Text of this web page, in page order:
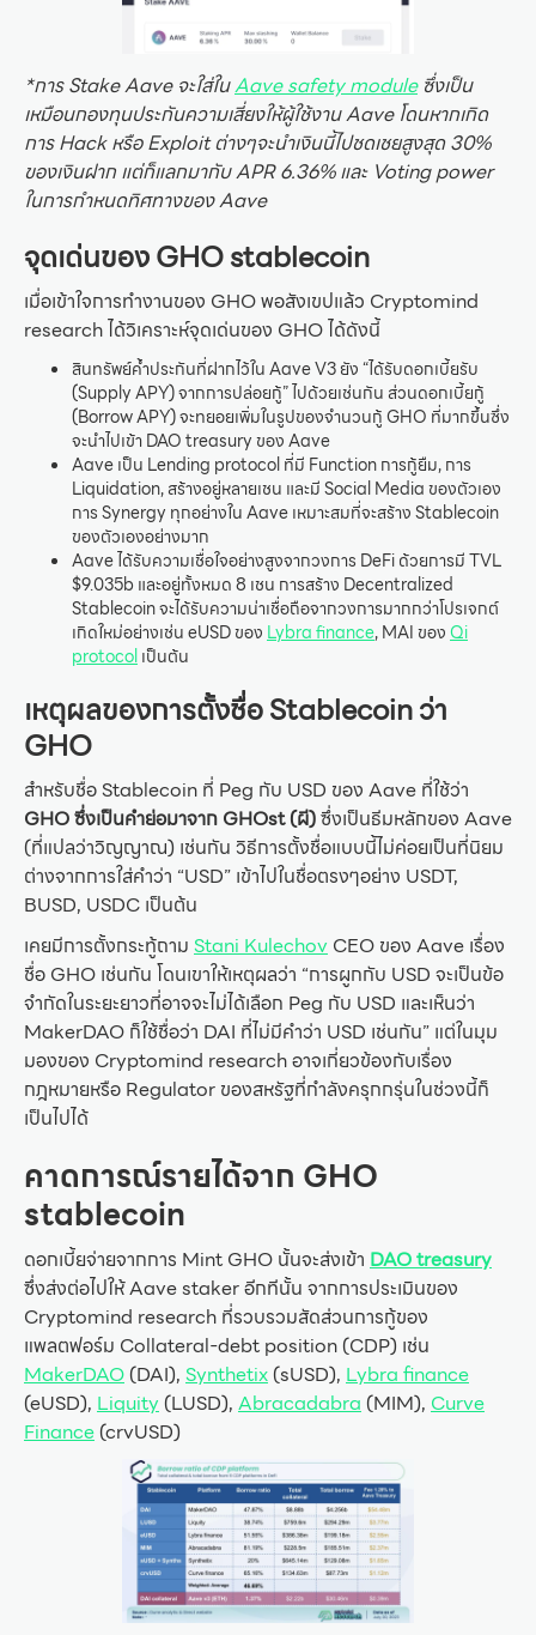
*การ Stake Aave จะใส่ในAave safety moduleซึ่งเป็น
เหมือนกองทุนประกันความเสี่ยงให้ผู้ใช้งาน Aave โดนหากเกิด
การ Hack หรือ Exploit ต่างๆจะนำเงินนี้ไปชดเชยสูงสุด 30%
ของเงินฝาก แต่ก็แลกมากับ APR 6.36% และ Voting power
ในการกำหนดทิศทางของ Aave
จุดเด่นของ GHO stablecoin
เมื่อเข้าใจการทำงานของ GHO พอสังเขปแล้ว Cryptomind
research ได้วิเคราะห์จุดเด่นของ GHO ได้ดังนี้
สินทรัพย์ค้ำประกันที่ฝากไว้ใน Aave V3 ยัง “ได้รับดอกเบี้ยรับ
(Supply APY) จากการปล่อยกู้” ไปด้วยเช่นกัน ส่วนดอกเบี้ยกู้
(Borrow APY) จะทยอยเพิ่มในรูปของจำนวนกู้ GHO ที่มากขึ้นซึ่ง
จะนำไปเข้า DAO treasury ของ Aave
Aave เป็น Lending protocol ที่มี Function การกู้ยืม, การ
Liquidation, สร้างอยู่หลายเชน และมี Social Media ของตัวเอง
การ Synergy ทุกอย่างใน Aave เหมาะสมที่จะสร้าง Stablecoin
ของตัวเองอย่างมาก
Aave ได้รับความเชื่อใจอย่างสูงจากวงการ DeFi ด้วยการมี TVL
$9.035b และอยู่ทั้งหมด 8 เชน การสร้าง Decentralized
Stablecoin จะได้รับความน่าเชื่อถือจากวงการมากกว่าโปรเจกต์
เกิดใหม่อย่างเช่น eUSD ของ Lybra finance, MAI ของQi
protocolเป็นต้น
เหตุผลของการตั้งชื่อ Stablecoin ว่า
GHO
สำหรับชื่อ Stablecoin ที่ Peg กับ USD ของ Aave ที่ใช้ว่า
GHO ซึ่งเป็นคำย่อมาจาก GHOst (ผี)ซึ่งเป็นธีมหลักของ Aave
(ที่แปลว่าวิญญาณ) เช่นกัน วิธีการตั้งชื่อแบบนี้ไม่ค่อยเป็นที่นิยม
ต่างจากการใส่คำว่า “USD” เข้าไปในชื่อตรงๆอย่าง USDT,
BUSD, USDC เป็นต้น
เคยมีการตั้งกระทู้ถาม Stani Kulechov CEO ของ Aave เรื่อง
ชื่อ GHO เช่นกัน โดนเขาให้เหตุผลว่า “การผูกกับ USD จะเป็นข้อ
จำกัดในระยะยาวที่อาจจะไม่ได้เลือก Peg กับ USD และเห็นว่า
MakerDAO ก็ใช้ชื่อว่า DAI ที่ไม่มีคำว่า USD เช่นกัน” แต่ในมุม
มองของ Cryptomind research อาจเกี่ยวข้องกับเรื่อง
กฎหมายหรือ Regulator ของสหรัฐที่กำลังครุกกรุ่นในช่วงนี้ก็
เป็นไปได้
คาดการณ์รายได้จาก GHO
stablecoin
ดอกเบี้ยจ่ายจากการ Mint GHO นั้นจะส่งเข้า DAO treasury
ซึ่งส่งต่อไปให้ Aave staker อีกทีนั้น จากการประเมินของ
Cryptomind research ที่รวบรวมสัดส่วนการกู้ของ
แพลตฟอร์ม Collateral-debt position (CDP) เช่น
MakerDAO(DAI), Synthetix(sUSD), Lybra finance
(eUSD), Liquity (LUSD), Abracadabra (MIM), Curve
Finance(crvUSD)